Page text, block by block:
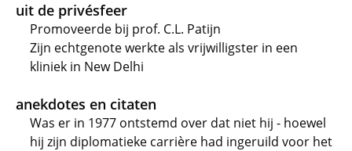
uit de privésfeer
Promoveerde bij prof. C.L. Patijn
Zijn echtgenote werkte als vrijwilligster in een
kliniek in New Delhi
anekdotes en citaten
Was er in 1977 ontstemd over dat niet hij - hoewel
hij zijn diplomatieke carrière had ingeruild voor het